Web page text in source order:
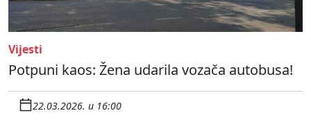
Vijesti
Potpuni kaos: Žena udarila vozača autobusa!
22.03.2026. u 16:00